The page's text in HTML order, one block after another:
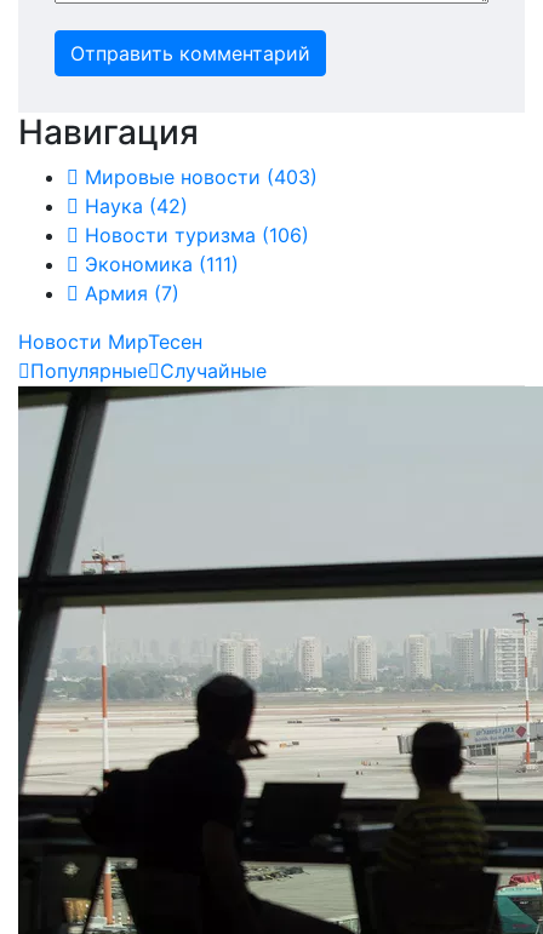
Отправить комментарий
Навигация
Мировые новости (403)
Наука (42)
Новости туризма (106)
Экономика (111)
Армия (7)
Новости МирТесен
Популярные Случайные